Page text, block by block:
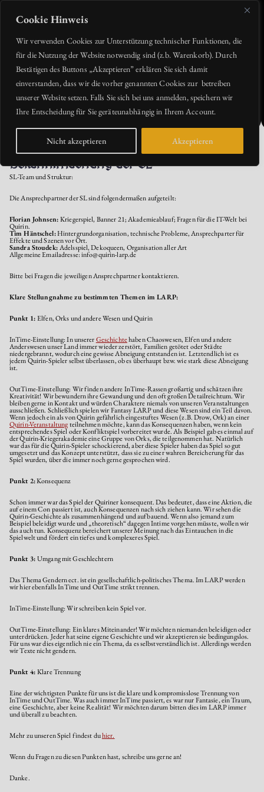
Cookie Hinweis
Wir verwenden Cookies zur Unterstützung technischer Funktionen, die
für die Nutzung der Website notwendig sind (z.b. Warenkorb). Durch
Bestätigen des Buttons „Akzeptieren” erklären Sie sich damit
einverstanden, dass wir die vorher genannten Cookies zur betreiben
unserer Website setzen. Falls Sie sich bei uns anmelden, speichern wir
Ihre Entscheidung für Sie geräteunabhängig in Ihrem Account.
Nicht akzeptieren Akzeptieren
Zum
springen
Bekanntmachung der SL
SL-Team und Struktur:
Die Ansprechpartner der SL sind folgendermaßen aufgeteilt:
Florian Johnsen:Kriegerspiel, Banner 21; Akademieablauf; Fragen für die IT-Welt bei
Quirin.
Tim Häntschel:Hintergrundorganisation, technische Probleme, Ansprechparter für
Effekte und Szenen vor Ort.
Sandra Stoudek:Adelsspiel, Dekoqueen, Organisation aller Art
Allgemeine Emailadresse: info@quirin-larp.de
Bitte bei Fragen die jeweiligen Ansprechpartner kontaktieren.
Klare Stellungnahme zu bestimmten Themen im LARP:
Punkt 1:Elfen, Orks und andere Wesen und Quirin
InTime-Einstellung: In unsererGeschichtehaben Chaoswesen, Elfen und andere
Anderswesen unser Land immer wieder zerstört, Familien getötet oder Städte
niedergebrannt, wodurch eine gewisse Abneigung entstanden ist. Letztendlich ist es
jedem Quirin-Spieler selbst überlassen, ob es überhaupt bzw. wie stark diese Abneigung
ist.
OutTime-Einstellung: Wir finden andere InTime-Rassen großartig und schätzen ihre
Kreativität! Wir bewundern ihre Gewandung und den oft großen Detailreichtum. Wir
bleiben gerne in Kontakt und würden Charaktere niemals von unseren Veranstaltungen
ausschließen. Schließlich spielen wir Fantasy LARP und diese Wesen sind ein Teil davon.
Wenn jedoch ein als von Quirin gefährlich eingestuftes Wesen (z.B. Drow, Ork) an einer
Quirin-Veranstaltungteilnehmen möchte, kann das Konsequenzen haben, wenn kein
entsprechendes Spiel oder Konfliktspiel vorbereitet wurde. Als Beispiel gab es einmal auf
der Quirin-Kriegerakademie eine Gruppe von Orks, die teilgenommen hat. Natürlich
war das für die Quirin-Spieler schockierend, aber diese Spieler haben das Spiel so gut
umgesetzt und das Konzept unterstützt, dass sie zu einer wahren Bereicherung für das
Spiel wurden, über die immer noch gerne gesprochen wird.
Punkt 2:Konsequenz
Schon immer war das Spiel der Quiriner konsequent. Das bedeutet, dass eine Aktion, die
auf einem Con passiert ist, auch Konsequenzen nach sich ziehen kann. Wir sehen die
Quirin-Geschichte als zusammenhängend und aufbauend. Wenn also jemand zum
Beispiel beleidigt wurde und „theoretisch“ dagegen Intime vorgehen müsste, wollen wir
das auch tun. Konsequenz bereichert unserer Meinung nach das Eintauchen in die
Spielwelt und fördert ein tiefes und komplexeres Spiel.
Punkt 3:Umgang mit Geschlechtern
Das Thema Gendern ect. ist ein gesellschaftlich-politisches Thema. Im LARP werden
wir hier ebenfalls InTime und OutTime strikt trennen.
InTime-Einstellung: Wir schreiben kein Spiel vor.
OutTime-Einstellung: Ein klares Miteinander! Wir möchten niemanden beleidigen oder
unterdrücken. Jeder hat seine eigene Geschichte und wir akzeptieren sie bedingungslos.
Für uns war dies eigentlich nie ein Thema, da es selbstverständlich ist. Allerdings werden
wir Texte nicht gendern.
Punkt 4:Klare Trennung
Eine der wichtigsten Punkte für uns ist die klare und kompromisslose Trennung von
InTime und OutTime. Was auch immer InTime passiert, es war nur Fantasie, ein Traum,
eine Geschichte, aber keine Realität! Wir möchten darum bitten dies im LARP immer
und überall zu beachten.
Mehr zu unseren Spiel findest duhier.
Wenn du Fragen zu diesen Punkten hast, schreibe uns gerne an!
Danke.